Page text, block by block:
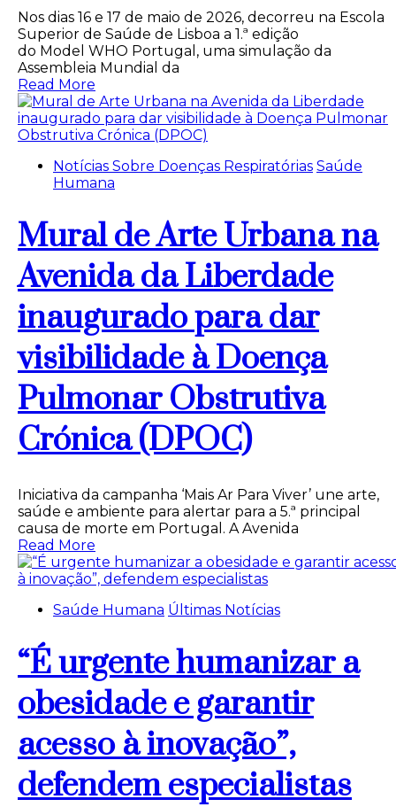
Nos dias 16 e 17 de maio de 2026, decorreu na Escola
Superior de Saúde de Lisboa a 1.ª edição
do Model WHO Portugal, uma simulação da
Assembleia Mundial da
Read More
Notícias Sobre Doenças Respiratórias Saúde
Humana
Mural de Arte Urbana na
Avenida da Liberdade
inaugurado para dar
visibilidade à Doença
Pulmonar Obstrutiva
Crónica (DPOC)
Iniciativa da campanha ‘Mais Ar Para Viver’ une arte,
saúde e ambiente para alertar para a 5.ª principal
causa de morte em Portugal. A Avenida
Read More
Saúde Humana Últimas Notícias
“É urgente humanizar a
obesidade e garantir
acesso à inovação”,
defendem especialistas